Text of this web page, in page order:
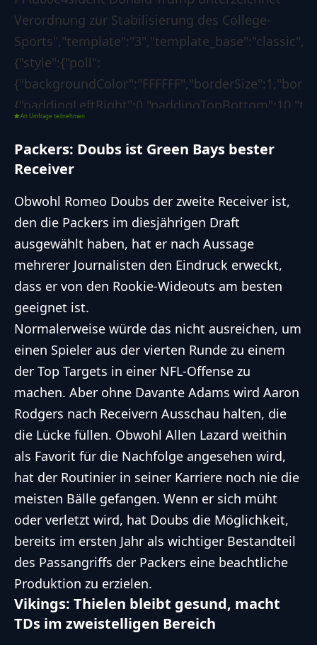
Verordnung zur Stabilisierung des College-
{"style":{"poll":
04-11
{"showResultsMoment":["after-
vote"],"customDateResults":"","showResultsTo":
["guest","registered"],"resultsDetails":
["percentages","votes-
zur Abstimmung","sortResults":"number-of-
{"votePermissions":
[{"id":"191","poll_id":"191","etext":"Wie bewerten
Sie die neue Verordnung von Pr\u00e4sident
Trump zur Stabilisierung des College-
Sports?","etype":"question-
text","status":"active","sorder":"1","meta_data":
defined"},"subelements":
An Umfrage teilnehmen
Packers: Doubs ist Green Bays bester
Receiver
Obwohl Romeo Doubs der zweite Receiver ist,
den die Packers im diesjährigen Draft
ausgewählt haben, hat er nach Aussage
mehrerer Journalisten den Eindruck erweckt,
dass er von den Rookie-Wideouts am besten
geeignet ist.
Normalerweise würde das nicht ausreichen, um
einen Spieler aus der vierten Runde zu einem
der Top Targets in einer NFL-Offense zu
machen. Aber ohne Davante Adams wird Aaron
Rodgers nach Receivern Ausschau halten, die
die Lücke füllen. Obwohl Allen Lazard weithin
als Favorit für die Nachfolge angesehen wird,
hat der Routinier in seiner Karriere noch nie die
meisten Bälle gefangen. Wenn er sich müht
oder verletzt wird, hat Doubs die Möglichkeit,
bereits im ersten Jahr als wichtiger Bestandteil
des Passangriffs der Packers eine beachtliche
Produktion zu erzielen.
Vikings: Thielen bleibt gesund, macht
TDs im zweistelligen Bereich